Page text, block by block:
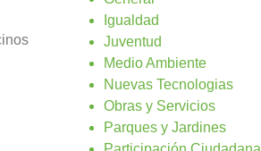
Igualdad
Juventud
Medio Ambiente
Nuevas Tecnologias
Obras y Servicios
Parques y Jardines